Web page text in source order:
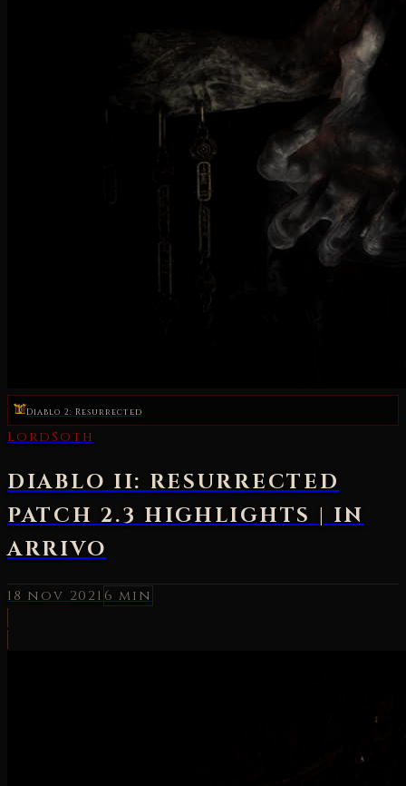
Diablo 2: Resurrected
LordSoth
DIABLO II: RESURRECTED
PATCH 2.3 HIGHLIGHTS | IN
ARRIVO
18 nov 2021 6 min